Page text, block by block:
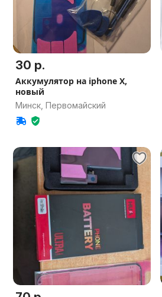
30 р.
Аккумулятор на iphone Х,
новый
Минск, Первомайский